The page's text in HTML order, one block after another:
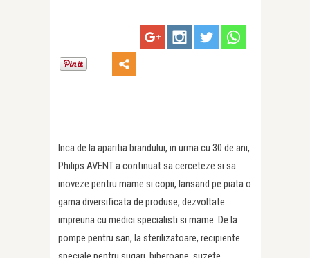
Inca de la aparitia brandului, in urma cu 30 de ani,
Philips AVENT a continuat sa cerceteze si sa
inoveze pentru mame si copii, lansand pe piata o
gama diversificata de produse, dezvoltate
impreuna cu medici specialisti si mame. De la
pompe pentru san, la sterilizatoare, recipiente